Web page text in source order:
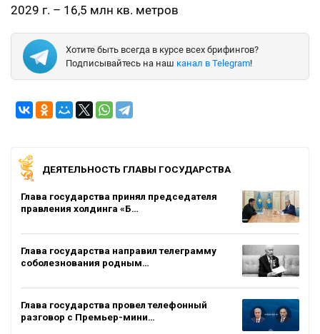
2029 г. – 16,5 млн кв. метров
Хотите быть всегда в курсе всех брифингов?
Подписывайтесь на наш канал в Telegram!
ДЕЯТЕЛЬНОСТЬ ГЛАВЫ ГОСУДАРСТВА
Глава государства принял председателя
правления холдинга «Б…
Глава государства направил телеграмму
соболезнования родным…
Глава государства провел телефонный
разговор с Премьер-мини…